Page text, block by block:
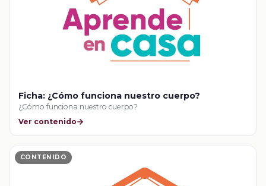
Ficha: ¿Cómo funciona nuestro cuerpo?
¿Cómo funciona nuestro cuerpo?
Ver contenido
CONTENIDO